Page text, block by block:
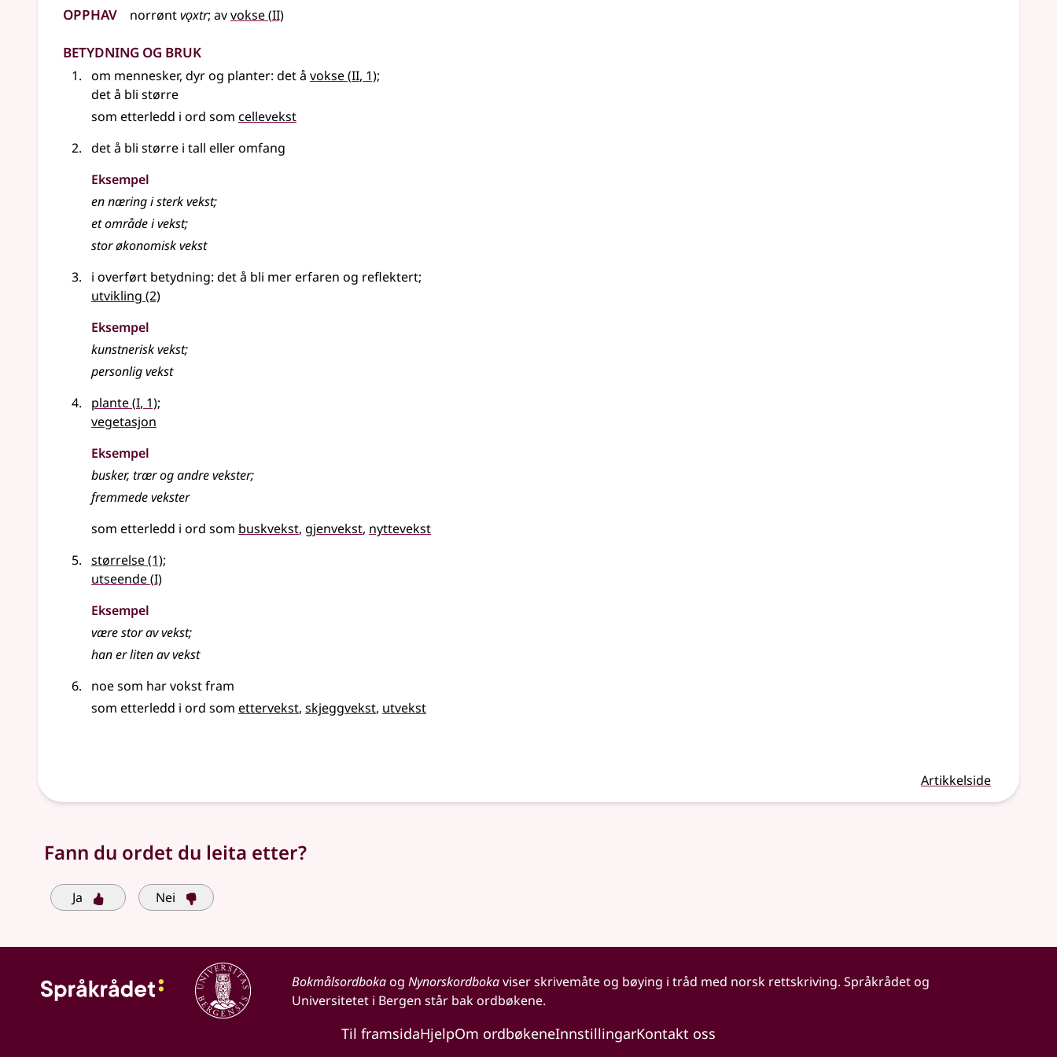
Opphav norrøntvǫxtr; avvokse(2
II)
Betydning og bruk
om mennesker, dyr og planter: det å vokse(2
II, 1);
det å bli større
som etterledd i ord som cellevekst
det å bli større i tall eller omfang
Eksempel
en næring i sterkvekst;
et område ivekst;
stor økonomisk vekst
i overført betydning: det å bli mer erfaren og reflektert;
utvikling (2)
Eksempel
kunstnerisk vekst;
personlig vekst
plante(1
I, 1);
vegetasjon
Eksempel
busker, trær og andrevekster;
fremmedevekster
som etterledd i ord som buskvekst gjenvekst nyttevekst
størrelse(1);
utseende(1
I)
Eksempel
være stor avvekst;
han er liten av vekst
noe som har vokst fram
som etterledd i ord som ettervekst skjeggvekst utvekst
Artikkelside
Fann du ordet du leita etter?
Ja Nei
Bokmålsordbokaog Nynorskordbokaviser skrivemåte og bøying i tråd med norsk rettskriving. Språkrådet og
Universitetet i Bergen står bak ordbøkene.
Til framsidaHjelpOm ordbøkeneInnstillingarKontakt oss